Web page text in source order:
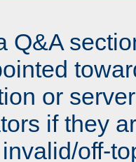
Q&A
or
if they
off-